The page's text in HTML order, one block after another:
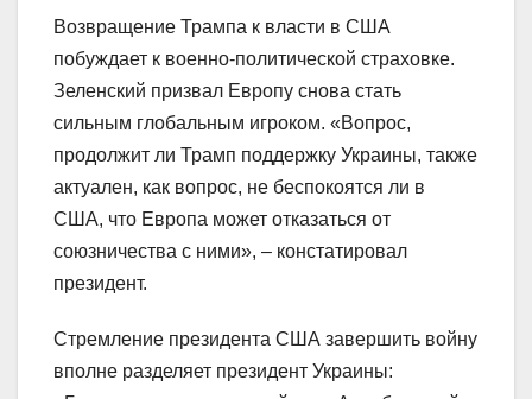
Возвращение Трампа к власти в США
побуждает к военно-политической страховке.
Зеленский призвал Европу снова стать
сильным глобальным игроком. «Вопрос,
продолжит ли Трамп поддержку Украины, также
актуален, как вопрос, не беспокоятся ли в
США, что Европа может отказаться от
союзничества с ними», – констатировал
президент.
Стремление президента США завершить войну
вполне разделяет президент Украины: